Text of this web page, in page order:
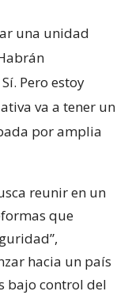
una unidad
Pero estoy
va a tener un
por amplia
reunir en un
que
hacia un país
bajo control del